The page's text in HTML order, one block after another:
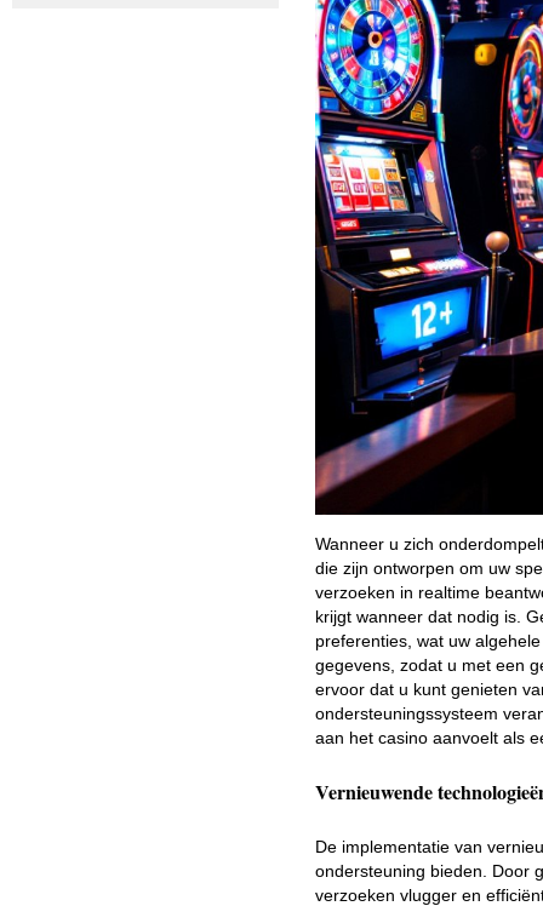
Wanneer u zich
die zijn ontworpen om uw
verzoeken in realtime
krijgt wanneer dat nodig is.
preferenties, wat uw
gegevens, zodat u met een
ervoor dat u kunt genieten
ondersteuningssysteem
aan het casino aanvoelt als
Vernieuwende
De implementatie van
ondersteuning bieden. Door
verzoeken vlugger en